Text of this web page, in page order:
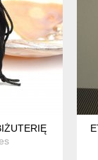
JEDWABIU ❤